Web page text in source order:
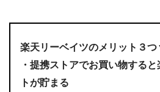
楽天リーベイツのメリット３
・提携ストアでお買い物する
トが貯まる